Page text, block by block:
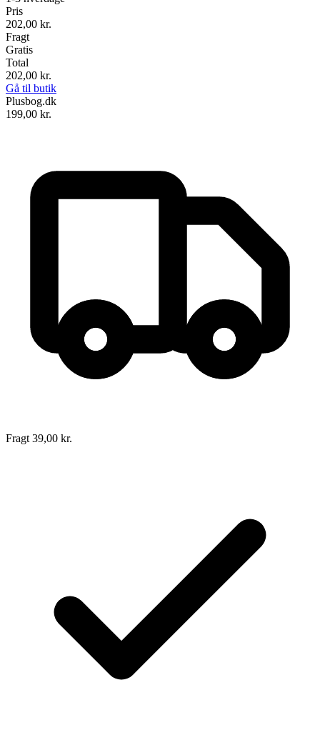
Pris
202,00 kr.
Fragt
Gratis
Total
202,00 kr.
Gå til butik
Plusbog.dk
199,00 kr.
Fragt 39,00 kr.